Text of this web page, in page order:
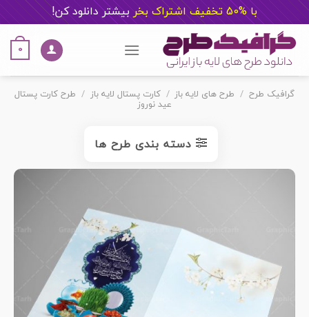
با %50 تخفیف اشتراک بخر بیشتر دانلود کن!
content
0
گرافیک طرح / طرح های لایه باز / کارت پستال لایه باز / طرح کارت پستال
عید نوروز
دسته بندی طرح ها